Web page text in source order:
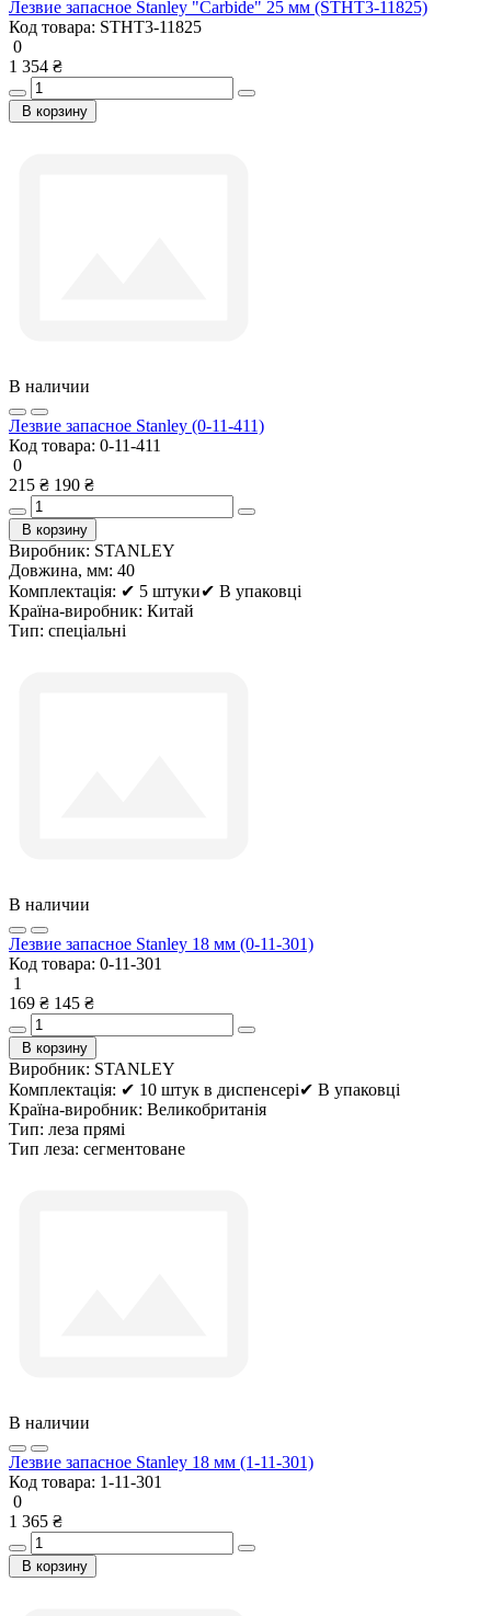
Лезвие запасное Stanley "Carbide" 25 мм (STHT3-11825)
Код товара: STHT3-11825
0
1 354 ₴
В корзину
В наличии
Лезвие запасное Stanley (0-11-411)
Код товара: 0-11-411
0
215 ₴ 190 ₴
В корзину
Виробник: STANLEY
Довжина, мм: 40
Комплектація: ✔ 5 штуки✔ В упаковці
Країна-виробник: Китай
Тип: спеціальні
В наличии
Лезвие запасное Stanley 18 мм (0-11-301)
Код товара: 0-11-301
1
169 ₴ 145 ₴
В корзину
Виробник: STANLEY
Комплектація: ✔ 10 штук в диспенсері✔ В упаковці
Країна-виробник: Великобританія
Тип: леза прямі
Тип леза: сегментоване
В наличии
Лезвие запасное Stanley 18 мм (1-11-301)
Код товара: 1-11-301
0
1 365 ₴
В корзину